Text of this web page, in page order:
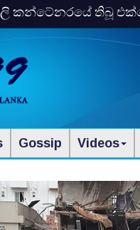
කන්ටේනරයේ තිබූ
Gossip Videos